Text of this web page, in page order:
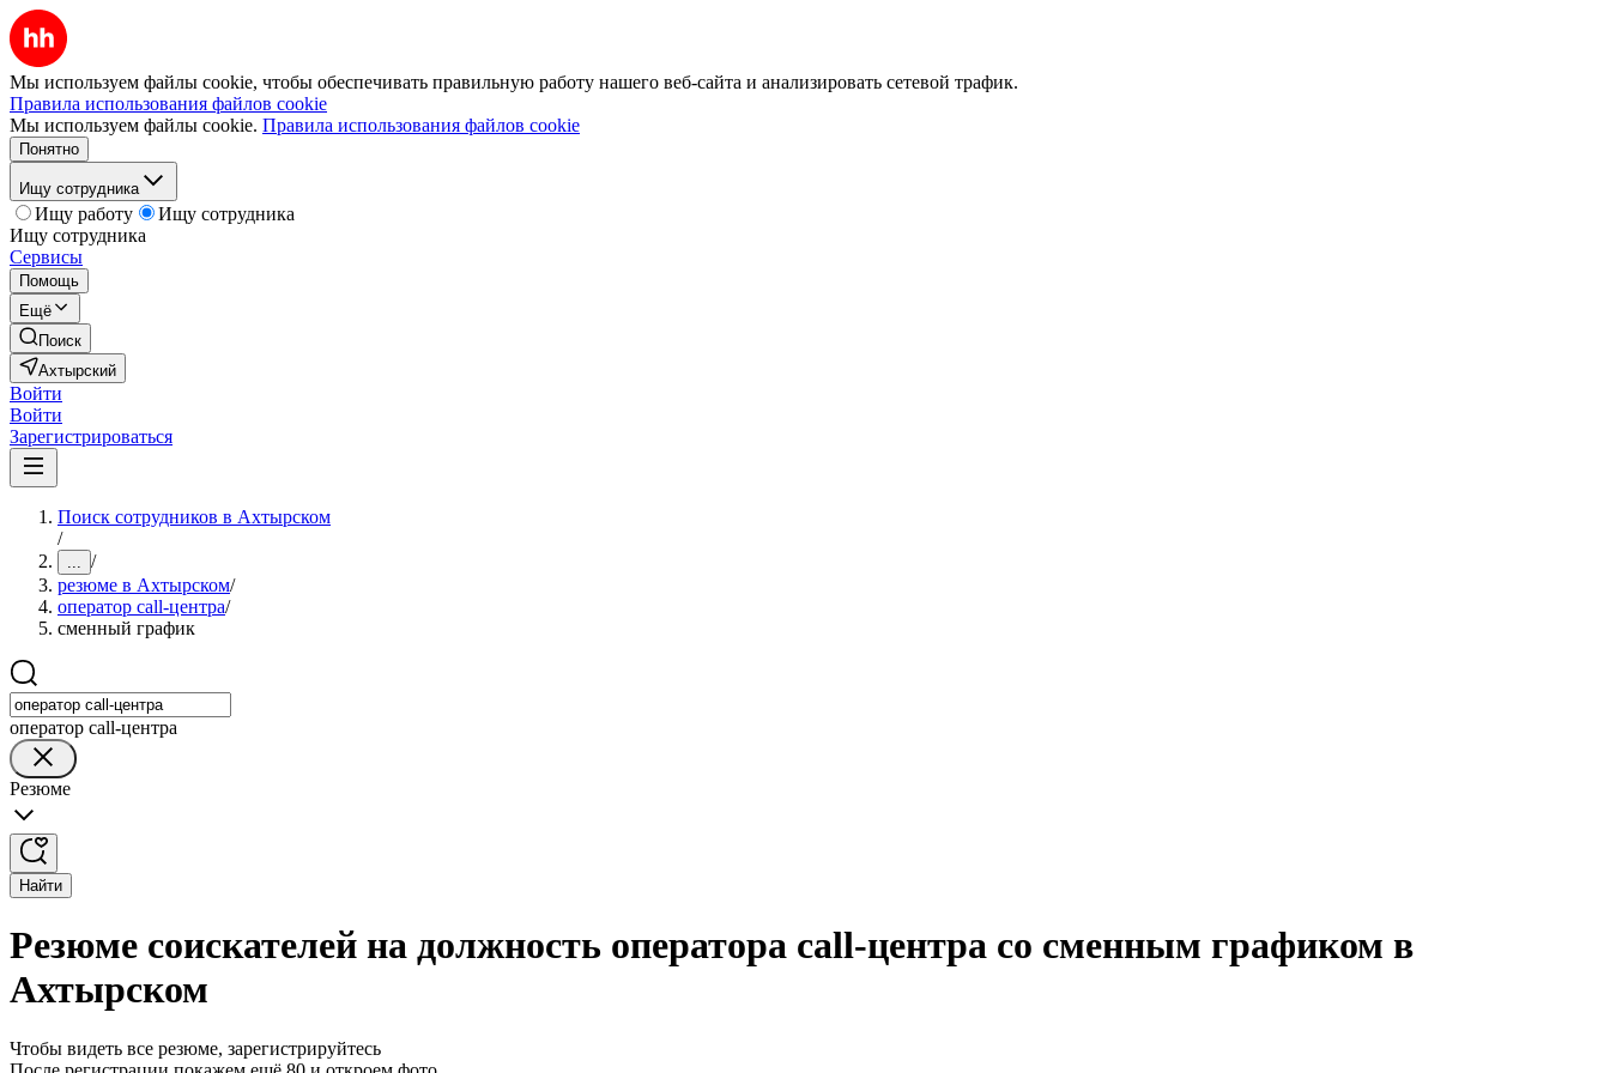
Мы используем файлы cookie, чтобы обеспечивать правильную работу нашего веб-сайта и анализировать сетевой трафик.
Правила использования файлов cookie
Мы используем файлы cookie. Правила использования файлов cookie
Понятно
Ищу сотрудника
Ищу работу
Ищу сотрудника
Ищу сотрудника
Сервисы
Помощь
Ещё
Поиск
Ахтырский
Войти
Войти
Зарегистрироваться
Поиск сотрудников в Ахтырском
/
... /
резюме в Ахтырском/
оператор cаll-центра/
сменный график
оператор call-центра
Резюме
Найти
Резюме соискателей на должность оператора cаll-центра со сменным графиком в
Ахтырском
Чтобы видеть все резюме, зарегистрируйтесь